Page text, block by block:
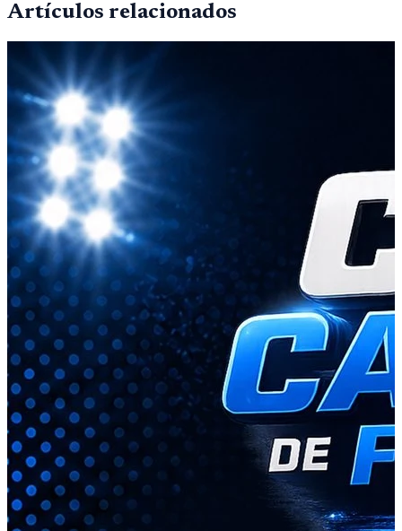
Artículos relacionados